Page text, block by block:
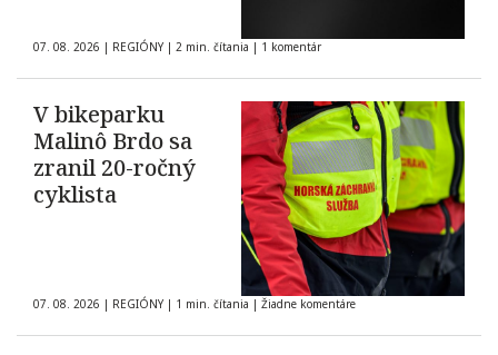
07. 08. 2026 | REGIÓNY | 2 min. čítania | 1 komentár
V bikeparku
Malinô Brdo sa
zranil 20-ročný
cyklista
07. 08. 2026 | REGIÓNY | 1 min. čítania | Žiadne komentáre